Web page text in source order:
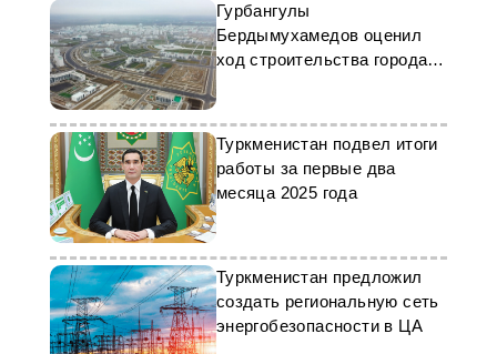
Гурбангулы
Бердымухамедов оценил
ход строительства города
Аркадаг
Туркменистан подвел итоги
работы за первые два
месяца 2025 года
Туркменистан предложил
создать региональную сеть
энергобезопасности в ЦА